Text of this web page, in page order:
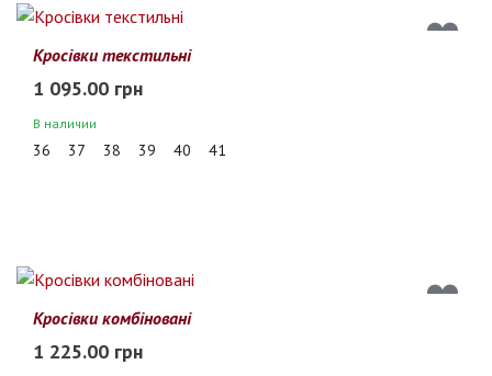
Кросівки текстильні
1 095.00 грн
В наличии
36 37 38 39 40 41
Кросівки комбіновані
1 225.00 грн